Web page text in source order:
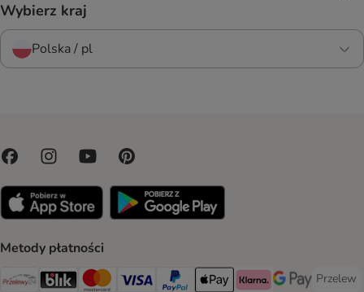
Wybierz kraj
Polska / pl
Metody płatności
Przelewy24 Payment Method
Blik Payment Method
MasterCard Payment Method
Visa Payment Method
PayPal Payment Method
Apple Pay Payment Method
Klarna Payment Method
Google Pay
Przelew
Przelew